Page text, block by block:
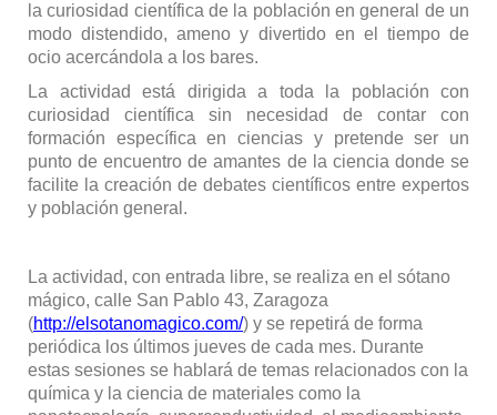
la curiosidad científica de la población en general de un
modo distendido, ameno y divertido en el tiempo de
ocio acercándola a los bares.
La actividad está dirigida a toda la población con
curiosidad científica sin necesidad de contar con
formación específica en ciencias y pretende ser un
punto de encuentro de amantes de la ciencia donde se
facilite la creación de debates científicos entre expertos
y población general.
La actividad, con entrada libre, se realiza en el sótano
mágico, calle San Pablo 43, Zaragoza
(http://elsotanomagico.com/) y se repetirá de forma
periódica los últimos jueves de cada mes. Durante
estas sesiones se hablará de temas relacionados con la
química y la ciencia de materiales como la